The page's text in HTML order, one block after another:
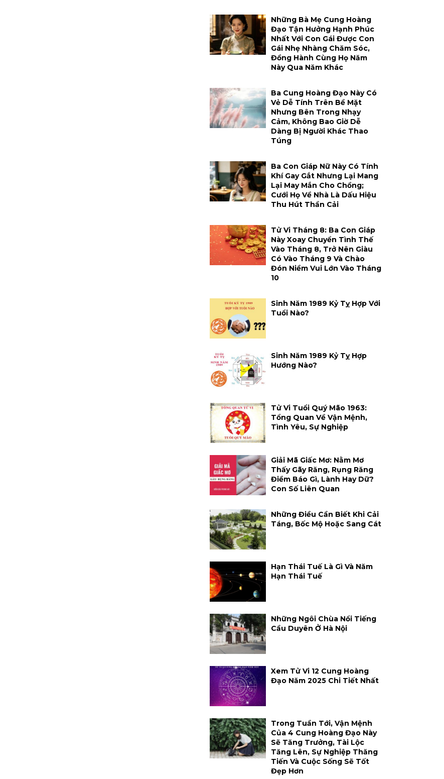
Những Bà Mẹ Cung Hoàng
Đạo Tận Hưởng Hạnh Phúc
Nhất Với Con Gái Được Con
Gái Nhẹ Nhàng Chăm Sóc,
Đồng Hành Cùng Họ Năm
Này Qua Năm Khác
Ba Cung Hoàng Đạo Này Có
Vẻ Dễ Tính Trên Bề Mặt
Nhưng Bên Trong Nhạy
Cảm, Không Bao Giờ Dễ
Dàng Bị Người Khác Thao
Túng
Ba Con Giáp Nữ Này Có Tính
Khí Gay Gắt Nhưng Lại Mang
Lại May Mắn Cho Chồng;
Cưới Họ Về Nhà Là Dấu Hiệu
Thu Hút Thần Cải
Tử Vi Tháng 8: Ba Con Giáp
Này Xoay Chuyển Tình Thế
Vào Tháng 8, Trở Nên Giàu
Có Vào Tháng 9 Và Chào
Đón Niềm Vui Lớn Vào Tháng
10
Sinh Năm 1989 Kỷ Tỵ Hợp Với
Tuổi Nào?
Sinh Năm 1989 Kỷ Tỵ Hợp
Hướng Nào?
Tử Vi Tuổi Quý Mão 1963:
Tổng Quan Về Vận Mệnh,
Tình Yêu, Sự Nghiệp
Giải Mã Giấc Mơ: Nằm Mơ
Thấy Gãy Răng, Rụng Răng
Điềm Báo Gì, Lành Hay Dữ?
Con Số Liên Quan
Những Điều Cần Biết Khi Cải
Táng, Bốc Mộ Hoặc Sang Cát
Hạn Thái Tuế Là Gì Và Năm
Hạn Thái Tuế
Những Ngôi Chùa Nổi Tiếng
Cầu Duyên Ở Hà Nội
Xem Tử Vi 12 Cung Hoàng
Đạo Năm 2025 Chi Tiết Nhất
Trong Tuần Tới, Vận Mệnh
Của 4 Cung Hoàng Đạo Này
Sẽ Tăng Trưởng, Tài Lộc
Tăng Lên, Sự Nghiệp Thăng
Tiến Và Cuộc Sống Sẽ Tốt
Đẹp Hơn